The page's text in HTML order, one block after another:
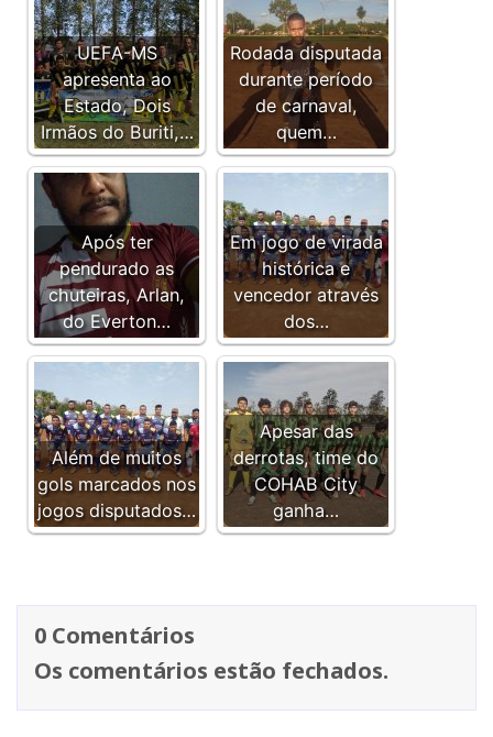
UEFA-MS
apresenta ao
Estado, Dois
Irmãos do Buriti,…
Rodada disputada
durante período
de carnaval,
quem…
Após ter
pendurado as
chuteiras, Arlan,
do Everton…
Em jogo de virada
histórica e
vencedor através
dos…
Além de muitos
gols marcados nos
jogos disputados…
Apesar das
derrotas, time do
COHAB City
ganha…
0 Comentários
Os comentários estão fechados.